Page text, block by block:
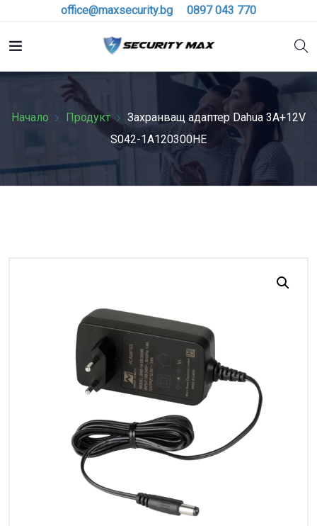
office@maxsecurity.bg 0897 043 770
Начало Продукт
Захранващ адаптер Dahua 3A+12V
S042-1A120300HE